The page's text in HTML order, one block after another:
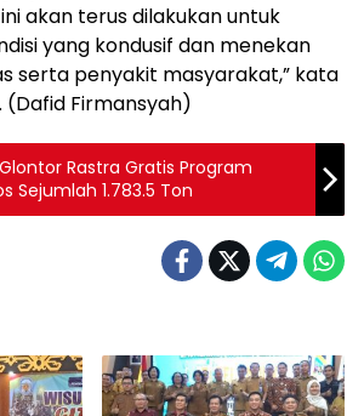
akan terus dilakukan untuk
yang kondusif dan menekan
serta penyakit masyarakat,” kata
(Dafid Firmansyah)
Rastra Gratis Program
Sejumlah 1.783.5 Ton